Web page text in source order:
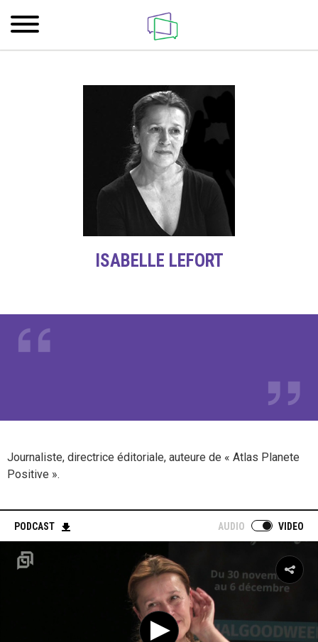
ISABELLE LEFORT
Journaliste, directrice éditoriale, auteure de « Atlas Planete
Positive ».
PODCAST AUDIO VIDEO